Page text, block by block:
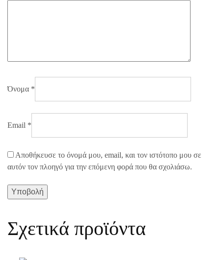
Όνομα *
Email *
Αποθήκευσε το όνομά μου, email, και τον ιστότοπο μου σε
αυτόν τον πλοηγό για την επόμενη φορά που θα σχολιάσω.
Σχετικά προϊόντα